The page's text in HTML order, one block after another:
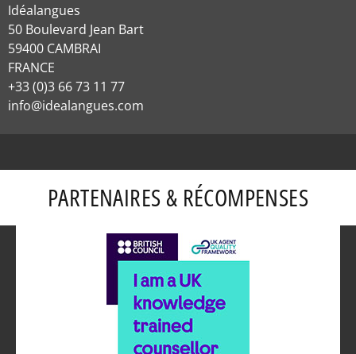
Idéalangues
50 Boulevard Jean Bart
59400 CAMBRAI
FRANCE
+33 (0)3 66 73 11 77
info@idealangues.com
PARTENAIRES & RÉCOMPENSES